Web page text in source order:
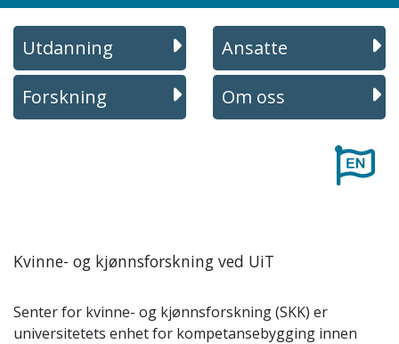
Utdanning Ansatte
Forskning Om oss
Kvinne- og kjønnsforskning ved UiT
Senter for kvinne- og kjønnsforskning (SKK) er
universitetets enhet for kompetansebygging innen